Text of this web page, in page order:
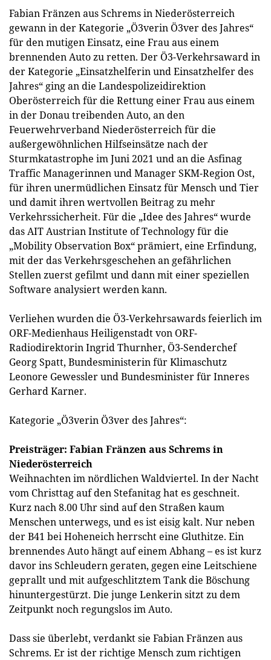
Fabian Fränzen aus Schrems in Niederösterreich
gewann in der Kategorie „Ö3verin Ö3ver des Jahres“
für den mutigen Einsatz, eine Frau aus einem
brennenden Auto zu retten. Der Ö3-Verkehrsaward in
der Kategorie „Einsatzhelferin und Einsatzhelfer des
Jahres“ ging an die Landespolizeidirektion
Oberösterreich für die Rettung einer Frau aus einem
in der Donau treibenden Auto, an den
Feuerwehrverband Niederösterreich für die
außergewöhnlichen Hilfseinsätze nach der
Sturmkatastrophe im Juni 2021 und an die Asfinag
Traffic Managerinnen und Manager SKM-Region Ost,
für ihren unermüdlichen Einsatz für Mensch und Tier
und damit ihren wertvollen Beitrag zu mehr
Verkehrssicherheit. Für die „Idee des Jahres“ wurde
das AIT Austrian Institute of Technology für die
„Mobility Observation Box“ prämiert, eine Erfindung,
mit der das Verkehrsgeschehen an gefährlichen
Stellen zuerst gefilmt und dann mit einer speziellen
Software analysiert werden kann.
Verliehen wurden die Ö3-Verkehrsawards feierlich im
ORF-Medienhaus Heiligenstadt von ORF-
Radiodirektorin Ingrid Thurnher, Ö3-Senderchef
Georg Spatt, Bundesministerin für Klimaschutz
Leonore Gewessler und Bundesminister für Inneres
Gerhard Karner.
Kategorie „Ö3verin Ö3ver des Jahres“:
Preisträger: Fabian Fränzen aus Schrems in
Niederösterreich
Weihnachten im nördlichen Waldviertel. In der Nacht
vom Christtag auf den Stefanitag hat es geschneit.
Kurz nach 8.00 Uhr sind auf den Straßen kaum
Menschen unterwegs, und es ist eisig kalt. Nur neben
der B41 bei Hoheneich herrscht eine Gluthitze. Ein
brennendes Auto hängt auf einem Abhang – es ist kurz
davor ins Schleudern geraten, gegen eine Leitschiene
geprallt und mit aufgeschlitztem Tank die Böschung
hinuntergestürzt. Die junge Lenkerin sitzt zu dem
Zeitpunkt noch regungslos im Auto.
Dass sie überlebt, verdankt sie Fabian Fränzen aus
Schrems. Er ist der richtige Mensch zum richtigen